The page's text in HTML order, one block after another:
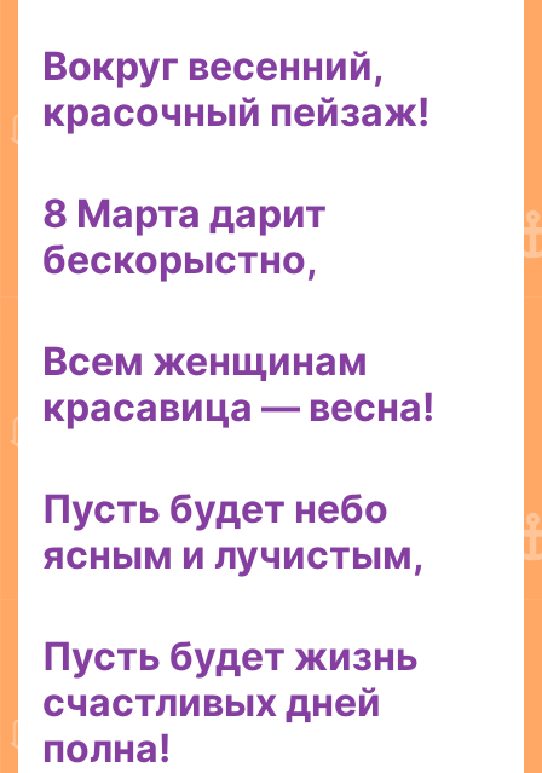
Вокруг весенний,
красочный пейзаж!
8 Марта дарит
бескорыстно,
Всем женщинам
красавица — весна!
Пусть будет небо
ясным и лучистым,
Пусть будет жизнь
счастливых дней
полна!